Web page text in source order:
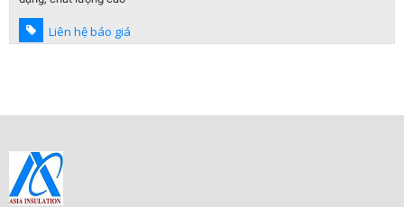
Liên hệ báo giá